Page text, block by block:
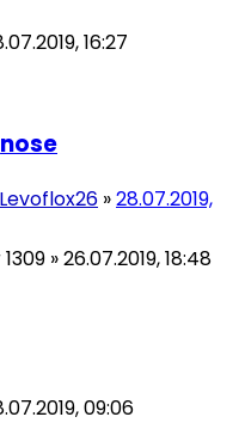
16:27
Levoflox26 »28.07.2019,
»26.07.2019, 18:48
09:06